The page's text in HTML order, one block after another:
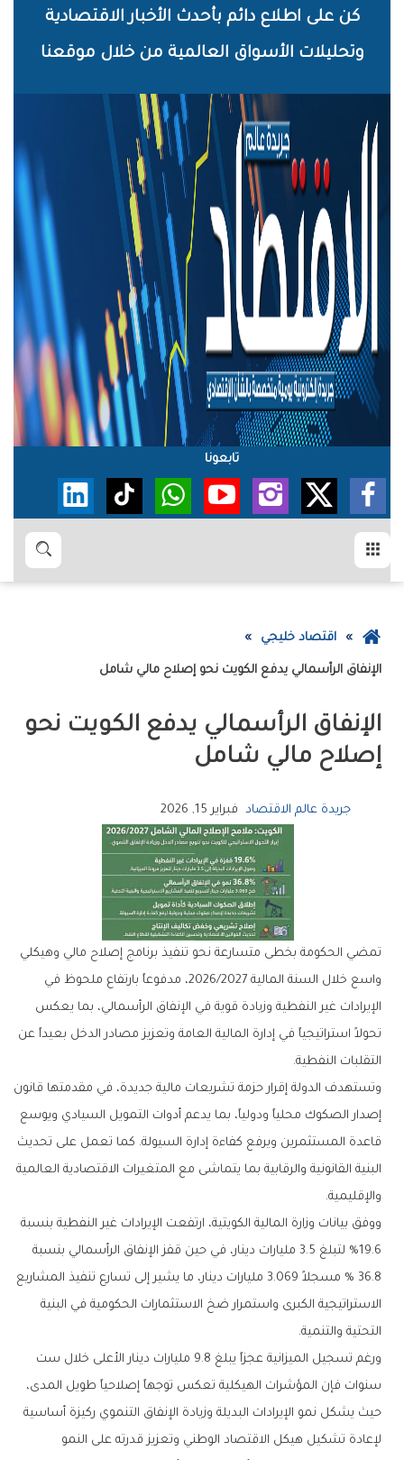
الرئيسي
كن على اطلاع دائم بأحدث الأخبار الاقتصادية
وتحليلات الأسواق العالمية من خلال موقعنا
تابعونا
بحث
عودة
الرئيسية
اقتصاد خليجي
الإنفاق‭ ‬الرأسمالي‭ ‬يدفع‭ ‬الكويت‭ ‬نحو‭ ‬إصلاح‭ ‬مالي‭ ‬شامل
‬إصلاح‭ ‬مالي‭ ‬شامل
جريدة عالم الاقتصاد فبراير 15, 2026
تمضي الحكومة بخطى متسارعة نحو تنفيذ برنامج إصلاح مالي وهيكلي
واسع خلال السنة المالية 2026/2027، مدفوعاً بارتفاع ملحوظ في
الإيرادات غير النفطية وزيادة قوية في الإنفاق الرأسمالي، بما يعكس
تحولاً استراتيجياً في إدارة المالية العامة وتعزيز مصادر الدخل بعيداً عن
التقلبات النفطية.
وتستهدف الدولة إقرار حزمة تشريعات مالية جديدة، في مقدمتها قانون
إصدار الصكوك محلياً ودولياً، بما يدعم أدوات التمويل السيادي ويوسع
قاعدة المستثمرين ويرفع كفاءة إدارة السيولة. كما تعمل على تحديث
البنية القانونية والرقابية بما يتماشى مع المتغيرات الاقتصادية العالمية
والإقليمية.
ووفق بيانات وزارة المالية الكويتية، ارتفعت الإيرادات غير النفطية بنسبة
19.6% لتبلغ 3.5 مليارات دينار، في حين قفز الإنفاق الرأسمالي بنسبة
36.8 % مسجلاً 3.069 مليارات دينار، ما يشير إلى تسارع تنفيذ المشاريع
الاستراتيجية الكبرى واستمرار ضخ الاستثمارات الحكومية في البنية
التحتية والتنمية.
ورغم تسجيل الميزانية عجزاً يبلغ 9.8 مليارات دينار الأعلى خلال ست
سنوات فإن المؤشرات الهيكلية تعكس توجهاً إصلاحياً طويل المدى،
حيث يشكل نمو الإيرادات البديلة وزيادة الإنفاق التنموي ركيزة أساسية
لإعادة تشكيل هيكل الاقتصاد الوطني وتعزيز قدرته على النمو